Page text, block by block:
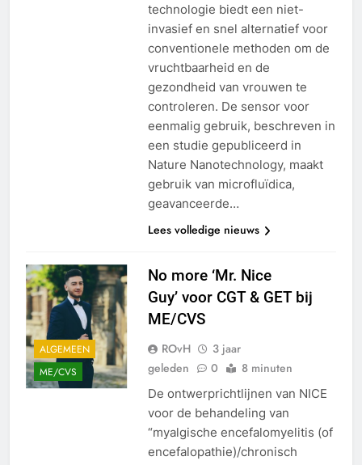
technologie biedt een niet-
invasief en snel alternatief voor
conventionele methoden om de
vruchtbaarheid en de
gezondheid van vrouwen te
controleren. De sensor voor
eenmalig gebruik, beschreven in
een studie gepubliceerd in
Nature Nanotechnology, maakt
gebruik van microfluïdica,
geavanceerde…
Lees volledige nieuws
ALGEMEEN
ME/CVS
No more ‘Mr. Nice
Guy’ voor CGT & GET bij
ME/CVS
ROvH
3 jaar
geleden
0 8 minuten
De ontwerprichtlijnen van NICE
voor de behandeling van
“myalgische encefalomyelitis (of
encefalopathie)/chronisch